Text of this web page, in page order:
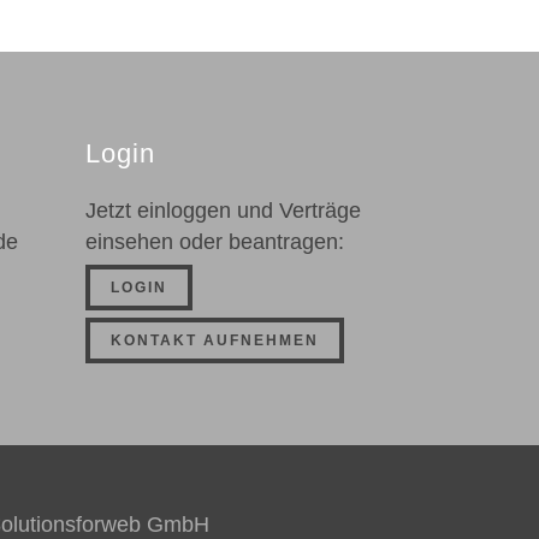
Login
Jetzt einloggen und Verträge
einsehen oder beantragen:
LOGIN
KONTAKT AUFNEHMEN
GmbH